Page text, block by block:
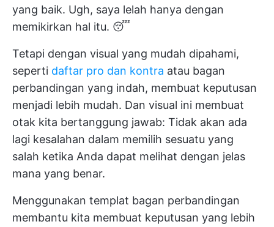
yang baik. Ugh, saya lelah hanya dengan
memikirkan hal itu. 😴
Tetapi dengan visual yang mudah dipahami,
seperti daftar pro dan kontra atau bagan
perbandingan yang indah, membuat keputusan
menjadi lebih mudah. Dan visual ini membuat
otak kita bertanggung jawab: Tidak akan ada
lagi kesalahan dalam memilih sesuatu yang
salah ketika Anda dapat melihat dengan jelas
mana yang benar.
Menggunakan templat bagan perbandingan
membantu kita membuat keputusan yang lebih